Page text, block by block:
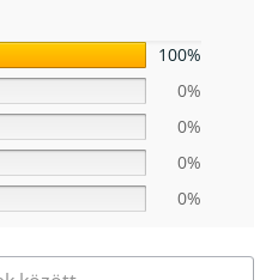
100%
0%
0%
0%
0%